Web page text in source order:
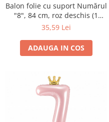
Balon folie cu suport Numărul
"8", 84 cm, roz deschis (1
pachet / 1 buc.)
35,59 Lei
ADAUGA IN COS